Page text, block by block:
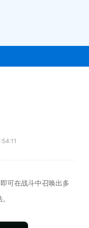
可在战斗中召唤出多